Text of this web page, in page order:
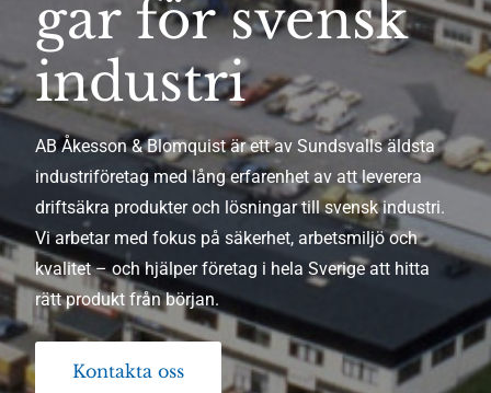
gar för svensk
industri
AB Åkesson & Blomquist är ett av Sundsvalls äldsta
industriföretag med lång erfarenhet av att leverera
driftsäkra produkter och lösningar till svensk industri.
Vi arbetar med fokus på säkerhet, arbetsmiljö och
kvalitet – och hjälper företag i hela Sverige att hitta
rätt produkt från början.
Kontakta oss